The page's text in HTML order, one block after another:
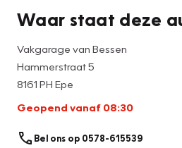
Waar staat deze
Vakgarage van Bessen
Hammerstraat 5
8161 PH Epe
Geopend vanaf 08:30
Bel ons op 0578-615539